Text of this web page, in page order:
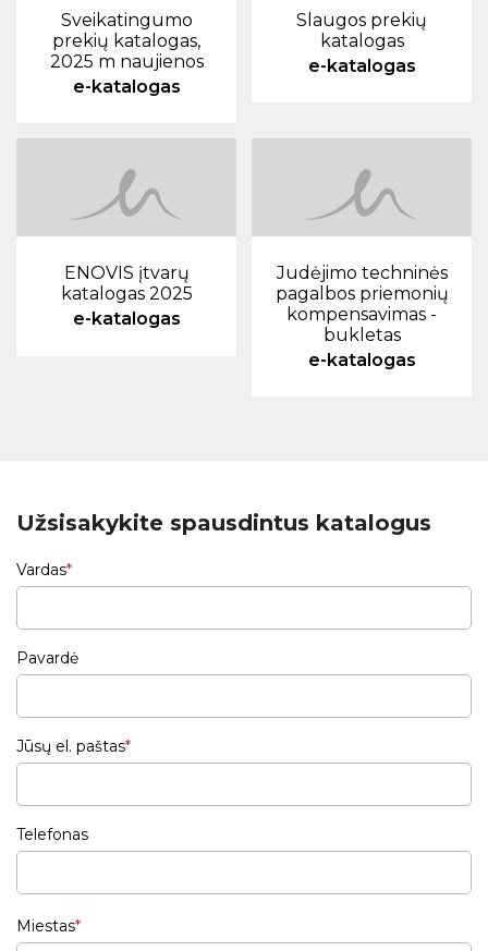
Sveikatingumo
prekių katalogas,
2025 m naujienos
e-katalogas
Slaugos prekių
katalogas
e-katalogas
ENOVIS įtvarų
katalogas 2025
e-katalogas
Judėjimo techninės
pagalbos priemonių
kompensavimas -
bukletas
e-katalogas
Užsisakykite spausdintus katalogus
Vardas
Pavardė
Jūsų el. paštas
Telefonas
Miestas